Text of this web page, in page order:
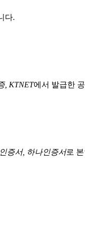
다.
, KTNET에서 발급한
증서, 하나인증서로